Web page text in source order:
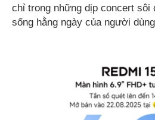
chỉ trong những dịp concert sôi
sống hằng ngày của người